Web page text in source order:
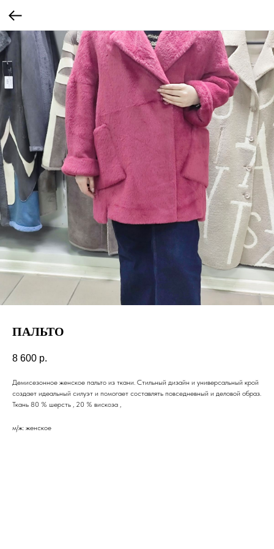
ПАЛЬТО
8 600 р.
Демисезонное женское пальто из ткани. Стильный дизайн и универсальный крой
создает идеальный силуэт и помогает составлять повседневный и деловой образ.
Ткань 80 % шерсть , 20 % вискоза ,
м/ж: женское